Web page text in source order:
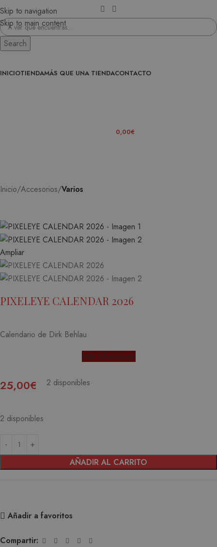
Skip to navigation
Skip to main content
Search
INICIOTIENDAMÁS QUE UNA TIENDACONTACTO
0,00€
Inicio Accesorios Varios
Ampliar
PIXELEYE CALENDAR 2026
Calendario de Dirk Behlau
Más Información
25,00€ 2 disponibles
2 disponibles
AÑADIR AL CARRITO
Añadir a favoritos
Compartir: